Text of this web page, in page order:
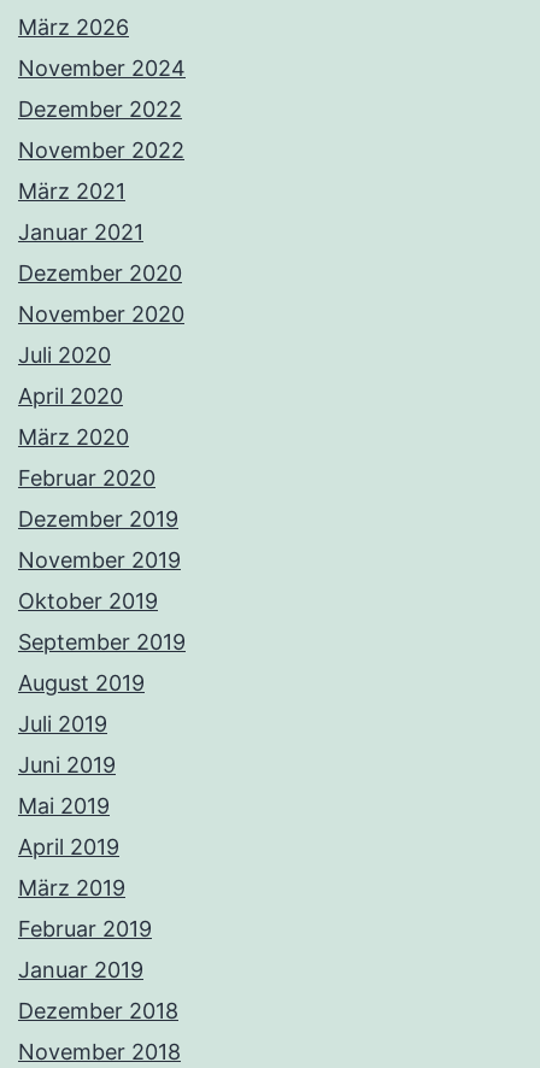
März 2026
November 2024
Dezember 2022
November 2022
März 2021
Januar 2021
Dezember 2020
November 2020
Juli 2020
April 2020
März 2020
Februar 2020
Dezember 2019
November 2019
Oktober 2019
September 2019
August 2019
Juli 2019
Juni 2019
Mai 2019
April 2019
März 2019
Februar 2019
Januar 2019
Dezember 2018
November 2018